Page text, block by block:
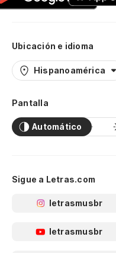
Ubicación e idioma
Hispanoamérica
Pantalla
Automático
Sigue a Letras.com
letrasmusbr
letrasmusbr